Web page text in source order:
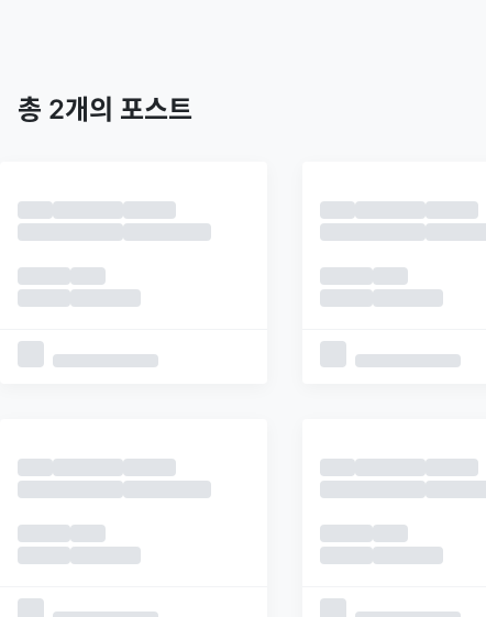
트렌딩 추천 최신
총 2개의 포스트